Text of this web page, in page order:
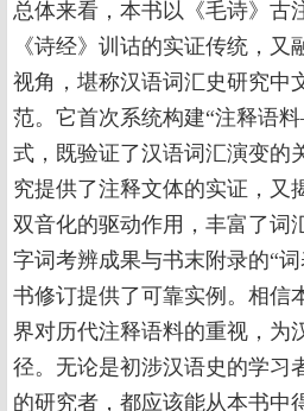
总体来看，本书以《毛诗》古
《诗经》训诂的实证传统，
视角，堪称汉语词汇史研究中
范。它首次系统构建“注释语
式，既验证了汉语词汇演变的
究提供了注释文体的实证，又
双音化的驱动作用，丰富了词
字词考辨成果与书末附录的“
书修订提供了可靠实例。相信
界对历代注释语料的重视，为
径。无论是初涉汉语史的学习
的研究者，都应该能从本书中